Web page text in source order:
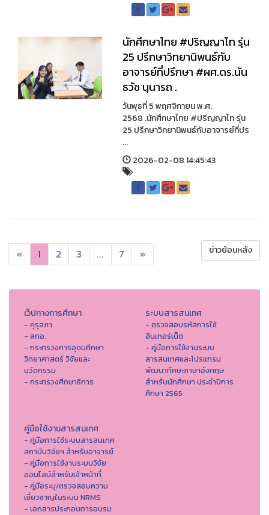
นักศึกษาไทย #ปริญญาโท รุ่น
25 ปรึกษาวิทยานิพนธ์กับ
อาจารย์ที่ปรึกษา #ผศ.ดร.นัน
ธวัช นุนารถ .
วันพุธที่ 5 พฤศจิกายน พ.ศ.
2568 .นักศึกษาไทย #ปริญญาโท รุ่น
25 ปรึกษาวิทยานิพนธ์กับอาจารย์ที่ปร
...
2026-02-08 14:45:43
« 1 2 3 ... 7 » ข่าวย้อนหลัง
เว็ปทางการศึกษา
- คุรุสภา
- สกอ.
- กระทรวงการอุดมศึกษา
วิทยาศาสตร์ วิจัยและ
นวัตกรรม
- กระทรวงศึกษาธิการ
ระบบสารสนเทศ
- ตรวจสอบรหัสการใช้
อินเทอร์เน็ต
- คู่มือการใช้งานระบบ
สารสนเทศและโปรแกรม
พัฒนาทักษะภาษาอังกฤษ
สำหรับนักศึกษา ประจำปีการ
ศึกษา 2565
คู่มือใช้งานสารสนเทศ
- คู่มือการใช้ระบบสารสนเทศ
สถาบันวิจัยฯ สำหรับอาจารย์
- คู่มือการใช้งานระบบวิจัย
ออนไลน์สำหรับเจ้าหน้าที่
- คู่มือระบุ/ตรวจสอบความ
เชี่ยวชาญในระบบ NRMS
- เอกสารประกอบการอบรม